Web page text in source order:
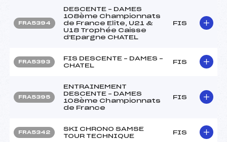
FRA5394
DESCENTE – DAMES
108ème Championnats
de France Elite, U21 &
U18 Trophée Caisse
d'Epargne CHATEL
FIS
FRA5393
FIS DESCENTE – DAMES –
CHATEL
FIS
FRA5395
ENTRAINEMENT
DESCENTE – DAMES
108ème Championnats
de France
FIS
FRA5342
SKI CHRONO SAMSE
TOUR TECHNIQUE
FIS